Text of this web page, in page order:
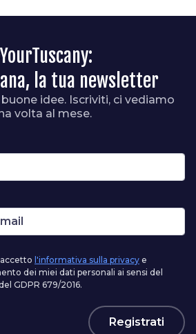
la tua newsletter
idee. Iscriviti, ci vediamo
volta al mese.
l'informativa sulla privacy e
dei miei dati personali ai sensi del
GDPR 679/2016.
Registrati